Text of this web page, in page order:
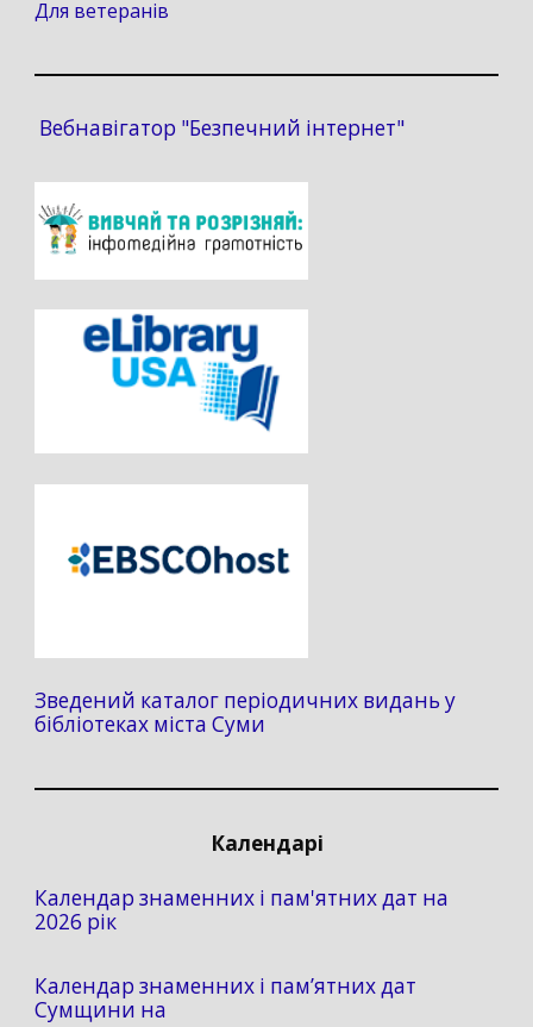
Для ветеранів
Вебнавігатор "Безпечний інтернет"
Зведений каталог періодичних видань у
бібліотеках міста Суми
Календарі
Календар знаменних і пам'ятних дат на
2026 рік
Календар знаменних і пам’ятних дат
Сумщини на